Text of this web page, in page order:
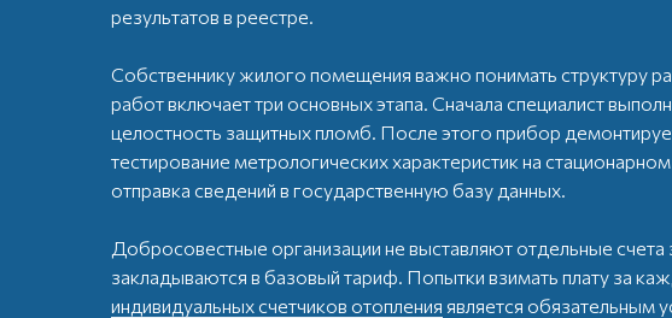
результатов в реестре.
Собственнику жилого помещения важно понимать структуру
работ включает три основных этапа. Сначала специалист
целостность защитных пломб. После этого прибор
тестирование метрологических характеристик на
отправка сведений в государственную базу данных.
Добросовестные организации не выставляют отдельные
закладываются в базовый тариф. Попытки взимать плату за
индивидуальных счетчиков отопления является обязательным